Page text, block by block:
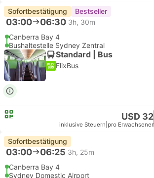
Sofortbestätigung Bestseller
03:00 06:30 3h, 30m
Canberra Bay 4
Bushaltestelle Sydney Zentral
Standard | Bus
FlixBus
USD 32
inklusive Steuern pro Erwachsener
Sofortbestätigung
03:00 06:25 3h, 25m
Canberra Bay 4
Sydney Domestic Airport